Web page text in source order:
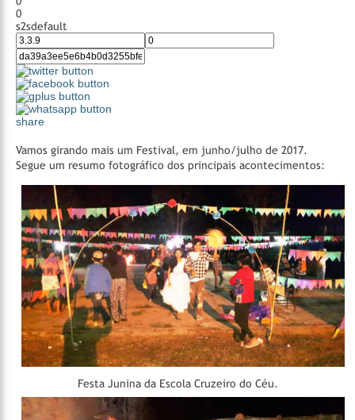
0
s2sdefault
share
Vamos girando mais um Festival, em junho/julho de 2017.
Segue um resumo fotográfico dos principais acontecimentos:
Festa Junina da Escola Cruzeiro do Céu.